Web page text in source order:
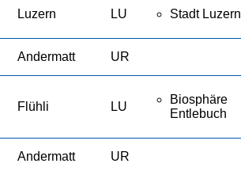
Luzern LU Stadt Luzern
Andermatt UR
Flühli LU
Biosphäre
Entlebuch
Andermatt UR